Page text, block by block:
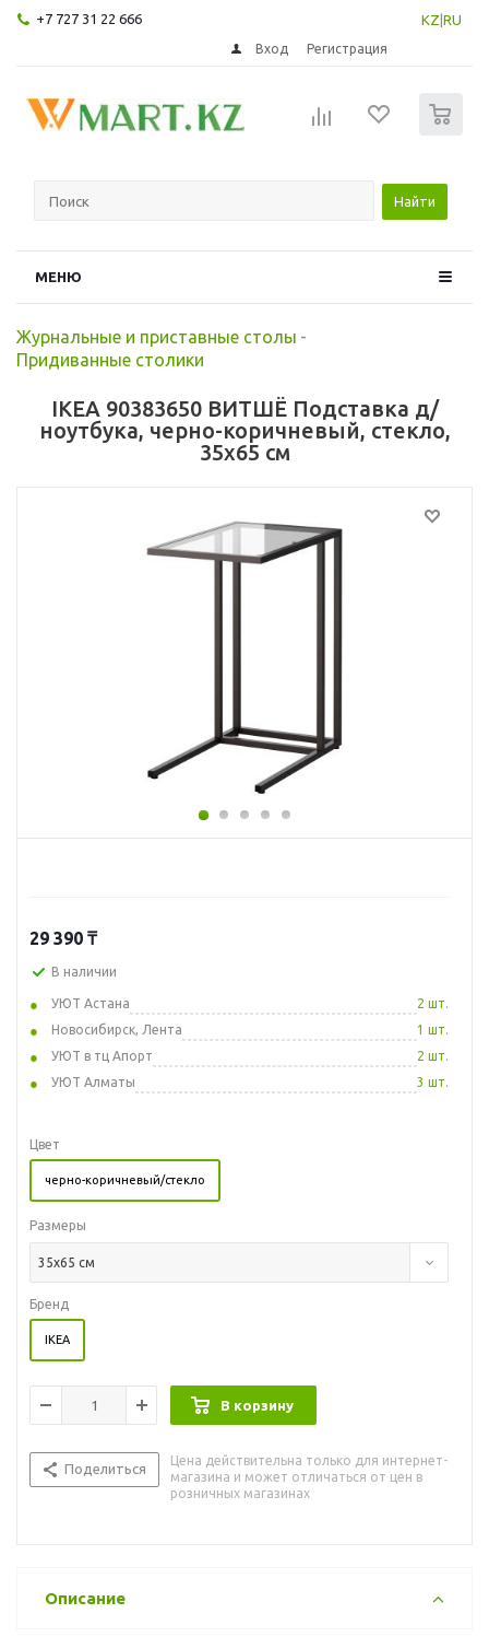
+7 727 31 22 666 KZ RU
Вход Регистрация
Найти
МЕНЮ
Журнальные и приставные столы -
Придиванные столики
IKEA 90383650 ВИТШЁ Подставка д/
ноутбука, черно-коричневый, стекло,
35x65 см
29 390 ₸
В наличии
УЮТ Астана
2 шт.
Новосибирск, Лента
1 шт.
УЮТ в тц Апорт
2 шт.
УЮТ Алматы
3 шт.
Цвет
черно-коричневый/стекло
Размеры
35x65 см
Бренд
IKEA
В корзину
Поделиться
Цена действительна только для интернет-
магазина и может отличаться от цен в
розничных магазинах
Описание